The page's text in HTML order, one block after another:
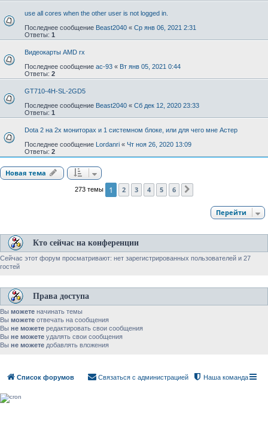
use all cores when the other user is not logged in.
Последнее сообщение Beast2040 « Ср янв 06, 2021 2:31
Ответы: 1
Видеокарты AMD rx
Последнее сообщение ac-93 « Вт янв 05, 2021 0:44
Ответы: 2
GT710-4H-SL-2GD5
Последнее сообщение Beast2040 « Сб дек 12, 2020 23:33
Ответы: 1
Dota 2 на 2х мониторах и 1 системном блоке, или для чего мне Астер
Последнее сообщение Lordanri « Чт ноя 26, 2020 13:09
Ответы: 2
Новая тема
273 темы 1 2 3 4 5 6
Перейти
Кто сейчас на конференции
Сейчас этот форум просматривают: нет зарегистрированных пользователей и 27
гостей
Права доступа
Вы можете начинать темы
Вы можете отвечать на сообщения
Вы не можете редактировать свои сообщения
Вы не можете удалять свои сообщения
Вы не можете добавлять вложения
Список форумов Наша команда
Связаться с администрацией